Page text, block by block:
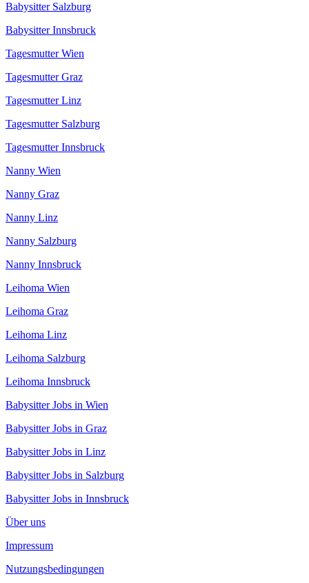
Babysitter Salzburg
Babysitter Innsbruck
Tagesmutter Wien
Tagesmutter Graz
Tagesmutter Linz
Tagesmutter Salzburg
Tagesmutter Innsbruck
Nanny Wien
Nanny Graz
Nanny Linz
Nanny Salzburg
Nanny Innsbruck
Leihoma Wien
Leihoma Graz
Leihoma Linz
Leihoma Salzburg
Leihoma Innsbruck
Babysitter Jobs in Wien
Babysitter Jobs in Graz
Babysitter Jobs in Linz
Babysitter Jobs in Salzburg
Babysitter Jobs in Innsbruck
Über uns
Impressum
Nutzungsbedingungen